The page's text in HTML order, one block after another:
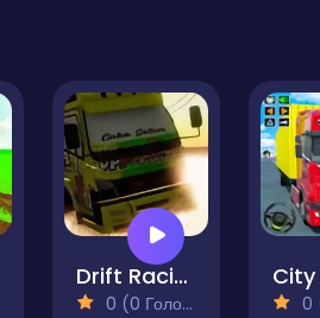
Drift Racing Gear Simulator
0 (0 Голосів) 0